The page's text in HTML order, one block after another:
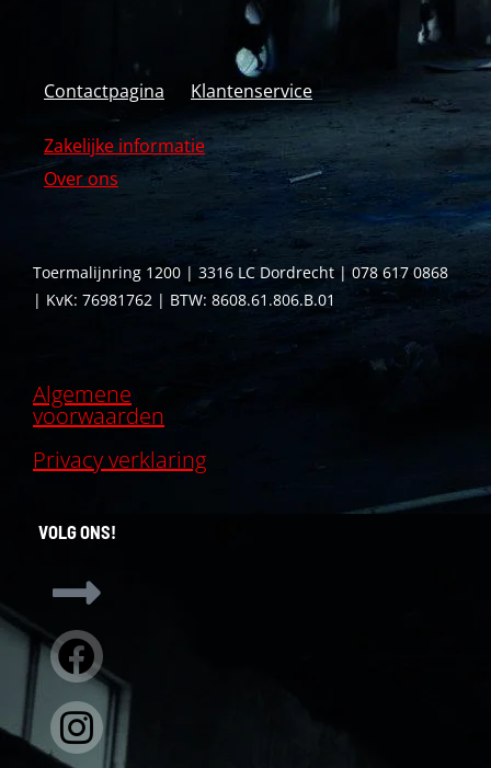
Contactpagina Klantenservice
Zakelijke informatie
Over ons
Toermalijnring 1200 | 3316 LC Dordrecht | 078 617 0868
| KvK: 76981762 | BTW: 8608.61.806.B.01
Algemene
voorwaarden
Privacy verklaring
VOLG ONS!
Facebook
Instagram
Linkedin